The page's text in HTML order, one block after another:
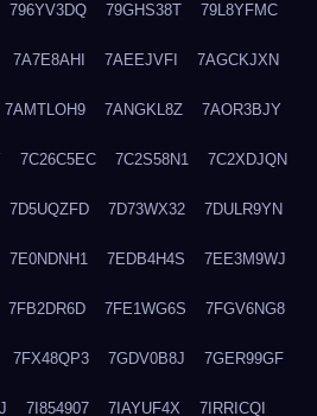
796YV3DQ 79GHS38T 79L8YFMC
7A7E8AHI 7AEEJVFI 7AGCKJXN
7AMTLOH9 7ANGKL8Z 7AOR3BJY
7C26C5EC 7C2S58N1 7C2XDJQN
7D5UQZFD 7D73WX32 7DULR9YN
7E0NDNH1 7EDB4H4S 7EE3M9WJ
7FB2DR6D 7FE1WG6S 7FGV6NG8
7FX48QP3 7GDV0B8J 7GER99GF
7I854907 7IAYUF4X 7IRRICQI